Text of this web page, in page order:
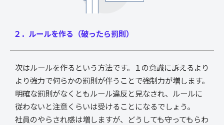
２．ルールを作る（破ったら罰則）
次はルールを作るという方法です。１の意識に訴えるより
より強力で何らかの罰則が伴うことで強制力が増します。
明確な罰則がなくともルール違反と見なされ、ルールに
従わないと注意くらいは受けることになるでしょう。
社員のやらされ感は増しますが、どうしても守ってもらわ